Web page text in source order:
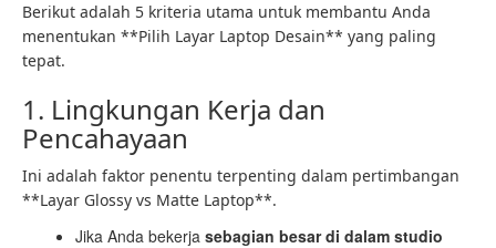
Berikut adalah 5 kriteria utama untuk membantu Anda
menentukan **Pilih Layar Laptop Desain** yang paling
tepat.
1. Lingkungan Kerja dan
Pencahayaan
Ini adalah faktor penentu terpenting dalam pertimbangan
**Layar Glossy vs Matte Laptop**.
Jika Anda bekerja sebagian besar di dalam studio